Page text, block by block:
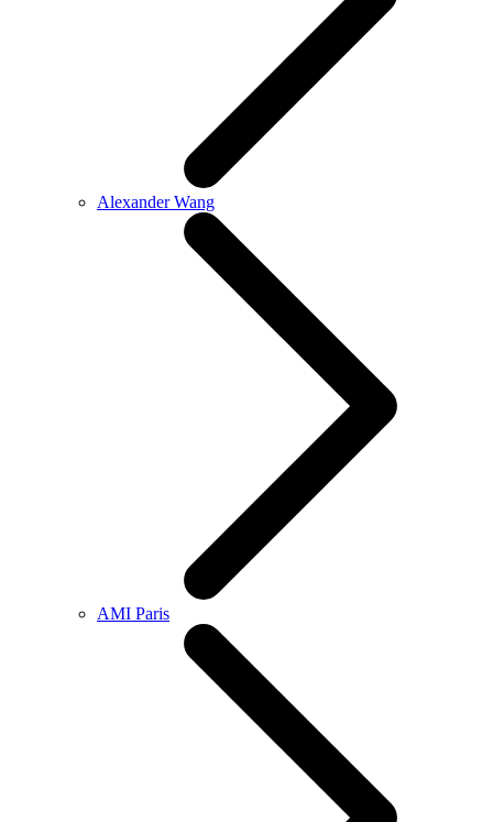
Alexander Wang
AMI Paris